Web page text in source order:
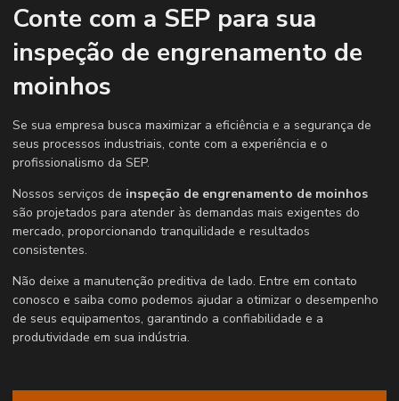
Conte com a SEP para sua
inspeção de engrenamento de
moinhos
Se sua empresa busca maximizar a eficiência e a segurança de
seus processos industriais, conte com a experiência e o
profissionalismo da SEP.
Nossos serviços de inspeção de engrenamento de moinhos
são projetados para atender às demandas mais exigentes do
mercado, proporcionando tranquilidade e resultados
consistentes.
Não deixe a manutenção preditiva de lado. Entre em contato
conosco e saiba como podemos ajudar a otimizar o desempenho
de seus equipamentos, garantindo a confiabilidade e a
produtividade em sua indústria.